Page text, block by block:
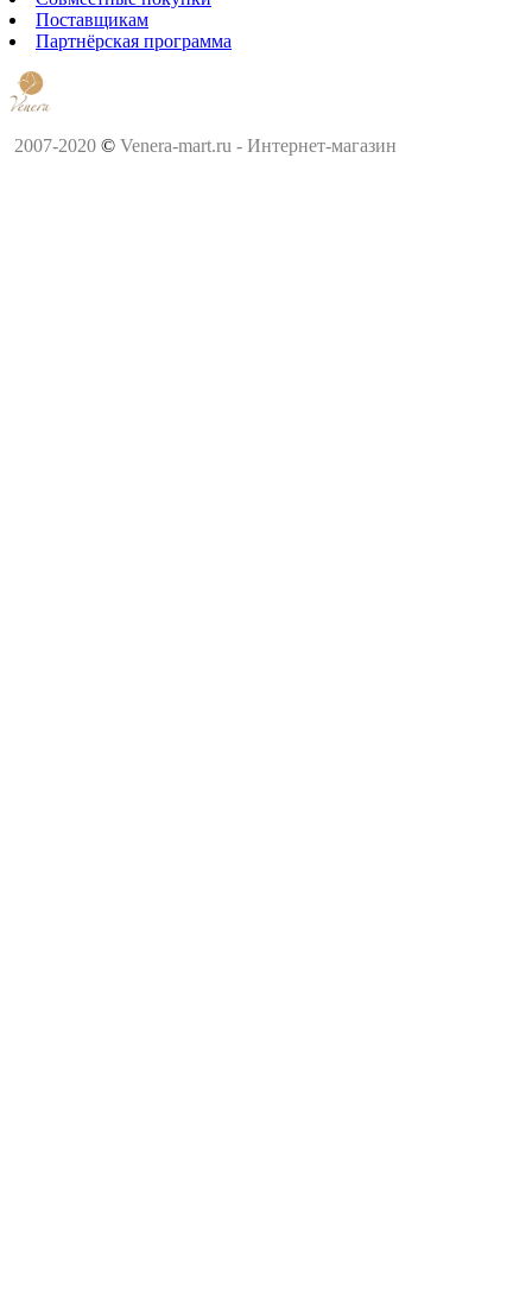
Поставщикам
Партнёрская программа
2007-2020 © Venera-mart.ru - Интернет-магазин